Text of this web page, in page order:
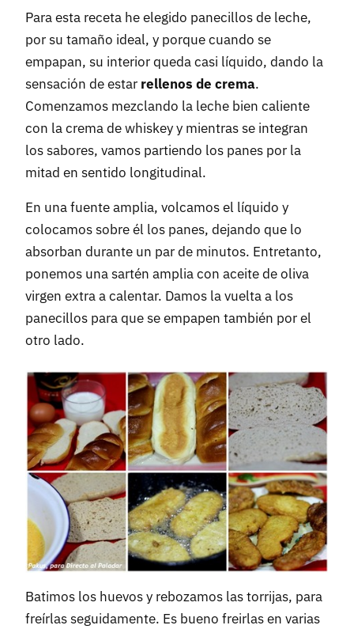
Para esta receta he elegido panecillos de leche,
por su tamaño ideal, y porque cuando se
empapan, su interior queda casi líquido, dando la
sensación de estar rellenos de crema.
Comenzamos mezclando la leche bien caliente
con la crema de whiskey y mientras se integran
los sabores, vamos partiendo los panes por la
mitad en sentido longitudinal.
En una fuente amplia, volcamos el líquido y
colocamos sobre él los panes, dejando que lo
absorban durante un par de minutos. Entretanto,
ponemos una sartén amplia con aceite de oliva
virgen extra a calentar. Damos la vuelta a los
panecillos para que se empapen también por el
otro lado.
Batimos los huevos y rebozamos las torrijas, para
freírlas seguidamente. Es bueno freirlas en varias